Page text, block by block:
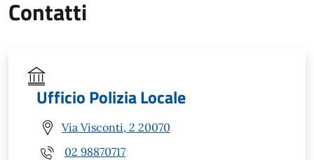
Contatti
Ufficio Polizia Locale
Via Visconti, 2 20070
02 98870717